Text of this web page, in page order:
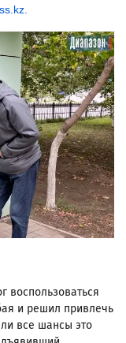
воспользоваться
и решил привлечь
все шансы это